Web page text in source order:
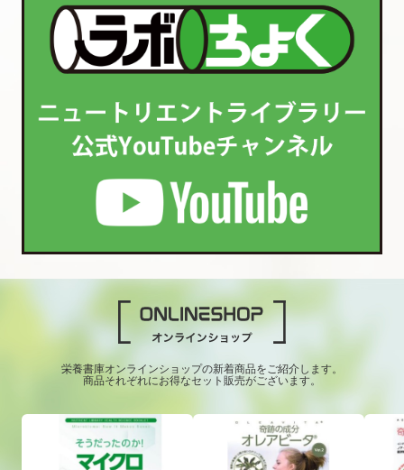
栄養書庫オンラインショップの新着商品をご紹介します。
商品それぞれにお得なセット販売がございます。